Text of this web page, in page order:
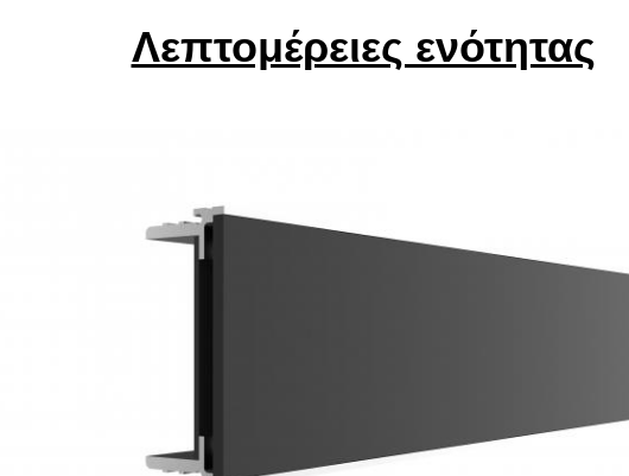
Λεπτομέρειες ενότητας